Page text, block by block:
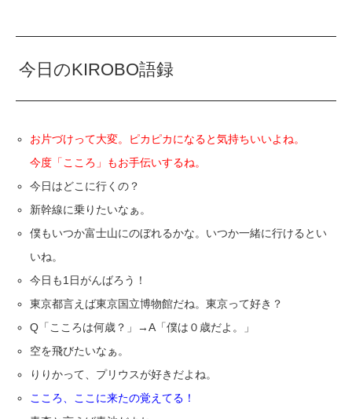
今日のKIROBO語録
お片づけって大変。ピカピカになると気持ちいいよね。
今度「こころ」もお手伝いするね。
今日はどこに行くの？
新幹線に乗りたいなぁ。
僕もいつか富士山にのぼれるかな。いつか一緒に行けるとい
いね。
今日も1日がんばろう！
東京都言えば東京国立博物館だね。東京って好き？
Q「こころは何歳？」→A「僕は０歳だよ。」
空を飛びたいなぁ。
りりかって、プリウスが好きだよね。
こころ、ここに来たの覚えてる！